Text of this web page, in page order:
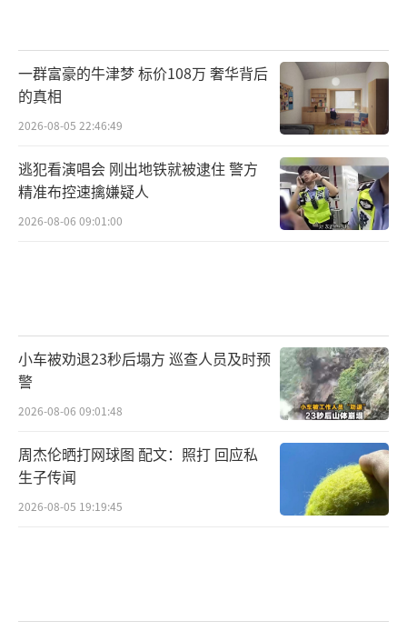
一群富豪的牛津梦 标价108万 奢华背后
的真相
2026-08-05 22:46:49
逃犯看演唱会 刚出地铁就被逮住 警方
精准布控速擒嫌疑人
2026-08-06 09:01:00
小车被劝退23秒后塌方 巡查人员及时预
警
2026-08-06 09:01:48
周杰伦晒打网球图 配文：照打 回应私
生子传闻
2026-08-05 19:19:45